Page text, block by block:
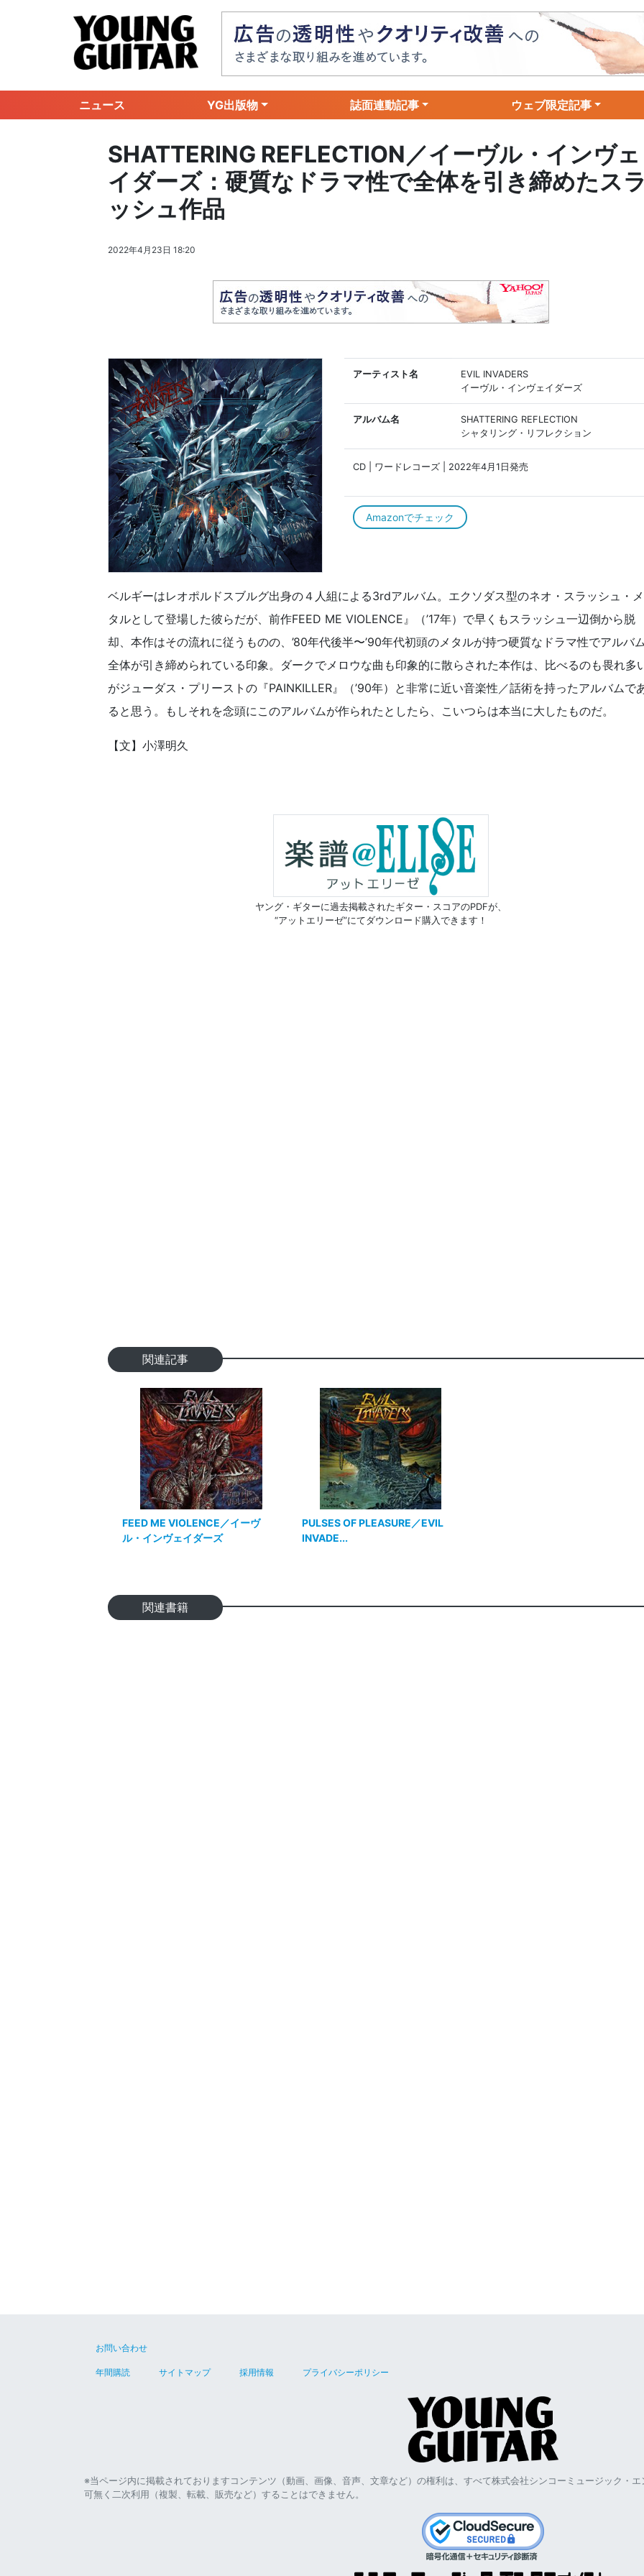
ニュース YG出版物 誌面連動記事 ウェブ限定記事
SHATTERING REFLECTION／イーヴル・インヴェ
イダーズ：硬質なドラマ性で全体を引き締めたス
ッシュ作品
2022年4月23日 18:20
アーティスト名
EVIL INVADERS
イーヴル・インヴェイダーズ
アルバム名
SHATTERING REFLECTION
シャタリング・リフレクション
CD | ワードレコーズ | 2022年4月1日発売
Amazonでチェック
ベルギーはレオポルドスブルグ出身の４人組による3rdアルバム。エクソダス型のネオ・スラッシュ・メ
タルとして登場した彼らだが、前作FEED ME VIOLENCE』（’17年）で早くもスラッシュ一辺倒から脱
却、本作はその流れに従うものの、’80年代後半〜’90年代初頭のメタルが持つ硬質なドラマ性でアルバ
全体が引き締められている印象。ダークでメロウな曲も印象的に散らされた本作は、比べるのも畏れ多
がジューダス・プリーストの『PAINKILLER』（’90年）と非常に近い音楽性／話術を持ったアルバムで
ると思う。もしそれを念頭にこのアルバムが作られたとしたら、こいつらは本当に大したものだ。
【文】小澤明久
ヤング・ギターに過去掲載されたギター・スコアのPDFが、
“アットエリーゼ”にてダウンロード購入できます！
関連記事
FEED ME VIOLENCE／イーヴ
ル・インヴェイダーズ
PULSES OF PLEASURE／EVIL
INVADE...
関連書籍
お問い合わせ
年間購読 サイトマップ 採用情報 プライバシーポリシー
※当ページ内に掲載されておりますコンテンツ（動画、画像、音声、文章など）の権利は、すべて株式会社シンコーミュージック・
可無く二次利用（複製、転載、販売など）することはできません。